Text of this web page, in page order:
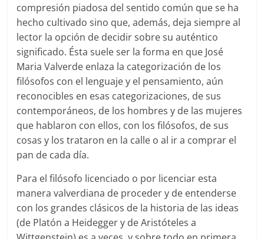
compresión piadosa del sentido común que se ha
hecho cultivado sino que, además, deja siempre al
lector la opción de decidir sobre su auténtico
significado. Ésta suele ser la forma en que José
Maria Valverde enlaza la categorización de los
filósofos con el lenguaje y el pensamiento, aún
reconocibles en esas categorizaciones, de sus
contemporáneos, de los hombres y de las mujeres
que hablaron con ellos, con los filósofos, de sus
cosas y los trataron en la calle o al ir a comprar el
pan de cada día.
Para el filósofo licenciado o por licenciar esta
manera valverdiana de proceder y de entenderse
con los grandes clásicos de la historia de las ideas
(de Platón a Heidegger y de Aristóteles a